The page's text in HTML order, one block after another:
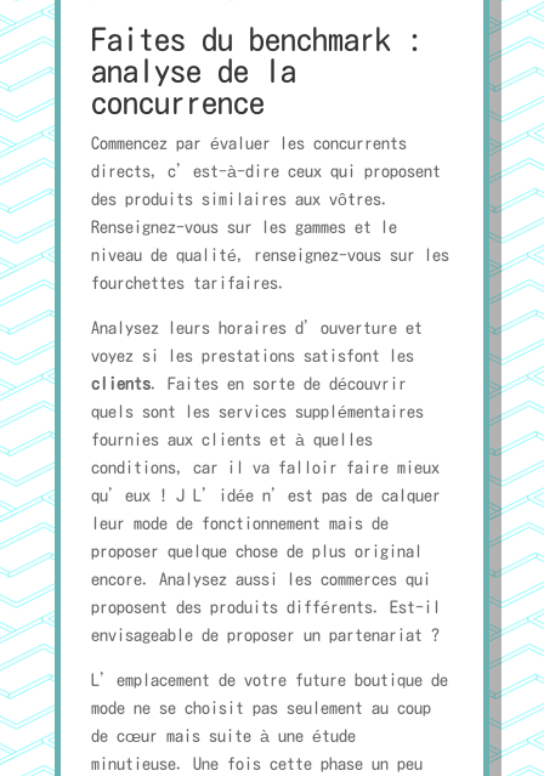
Faites du benchmark :
analyse de la
concurrence
Commencez par évaluer les concurrents
directs, c’est-à-dire ceux qui proposent
des produits similaires aux vôtres.
Renseignez-vous sur les gammes et le
niveau de qualité, renseignez-vous sur les
fourchettes tarifaires.
Analysez leurs horaires d’ouverture et
voyez si les prestations satisfont les
clients. Faites en sorte de découvrir
quels sont les services supplémentaires
fournies aux clients et à quelles
conditions, car il va falloir faire mieux
qu’eux ! J L’idée n’est pas de calquer
leur mode de fonctionnement mais de
proposer quelque chose de plus original
encore. Analysez aussi les commerces qui
proposent des produits différents. Est-il
envisageable de proposer un partenariat ?
L’emplacement de votre future boutique de
mode ne se choisit pas seulement au coup
de cœur mais suite à une étude
minutieuse. Une fois cette phase un peu